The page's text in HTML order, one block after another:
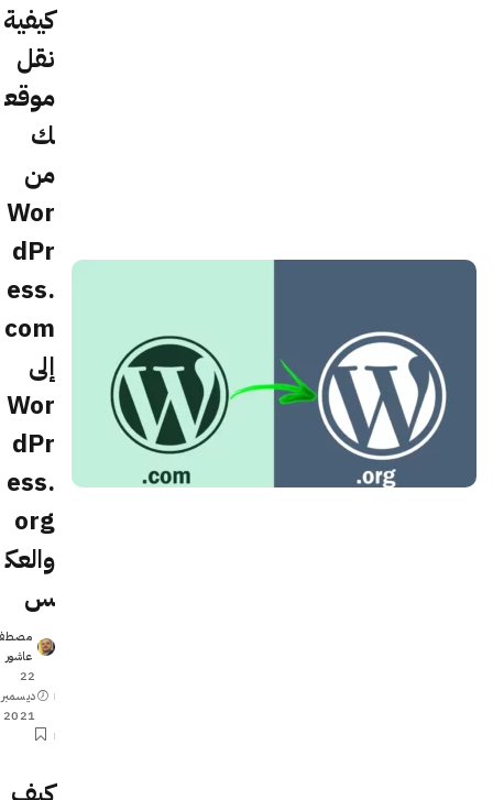
كيفية
نقل
موقع
ك
من
Wor
dPr
ess.
com
إلى
Wor
dPr
ess.
org
والعك
س
Posted
عاشور
22
ديسمبر
2021